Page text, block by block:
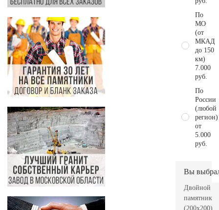
По
МО
(от
МКАД
до 150
км)
7.000
руб.
По
России
(любой
регион)
от
5.000
руб.
Вы
Двойной
памятник
(200х200)